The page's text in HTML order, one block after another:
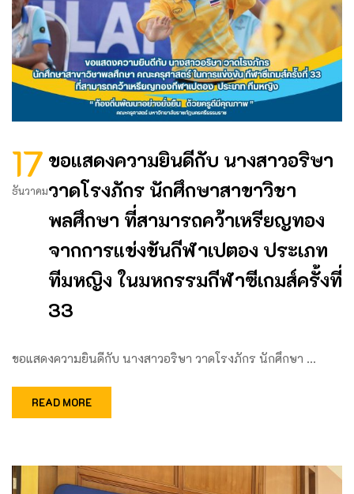
17
ธันวาคม
ขอแสดงความยินดีกับ นางสาวอริษา
วาดโรงภักร นักศึกษาสาขาวิชา
พลศึกษา ที่สามารถคว้าเหรียญทอง
จากการแข่งขันกีฬาเปตอง ประเภท
ทีมหญิง ในมหกรรมกีฬาซีเกมส์ครั้งที่
33
ขอแสดงความยินดีกับ นางสาวอริษา วาดโรงภักร นักศึกษา …
READ MORE